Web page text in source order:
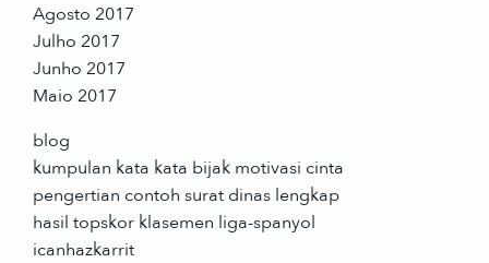
Agosto 2017
Julho 2017
Junho 2017
Maio 2017
blog
kumpulan kata kata bijak motivasi cinta
pengertian contoh surat dinas lengkap
hasil topskor klasemen liga-spanyol
icanhazkarrit